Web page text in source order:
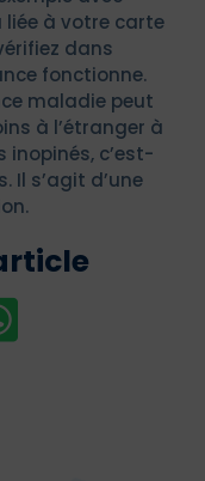
à votre carte
dans
fonctionne.
maladie peut
à l’étranger à
inopinés, c’est-
Il s’agit d’une